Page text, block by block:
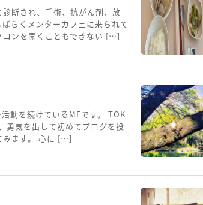
断され、手術、抗がん剤、放
らくメンターカフェに来られて
コンを開くこともできない […]
動を続けているMFです。 TOK
勇気を出して初めてブログを投
みます。 心に […]